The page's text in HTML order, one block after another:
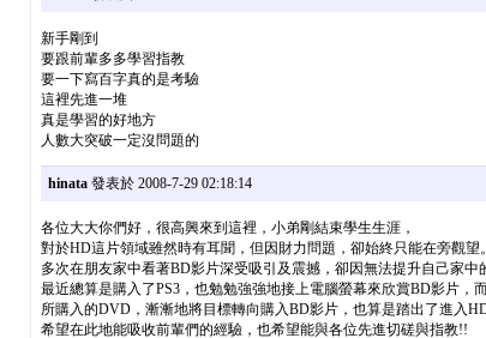
新手剛到
要跟前輩多多學習指教
要一下寫百字真的是考驗
這裡先進一堆
真是學習的好地方
人數大突破一定沒問題的
hinata發表於 2008-7-29 02:18:14
各位大大你們好，很高興來到這裡，小弟剛結束學生生涯，
對於HD這片領域雖然時有耳聞，但因財力問題，卻始終只能在旁觀望。
多次在朋友家中看著BD影片深受吸引及震撼，卻因無法提升自己家中
最近總算是購入了PS3，也勉勉強強地接上電腦螢幕來欣賞BD影片，
所購入的DVD，漸漸地將目標轉向購入BD影片，也算是踏出了進入
希望在此地能吸收前輩們的經驗，也希望能與各位先進切磋與指教!!